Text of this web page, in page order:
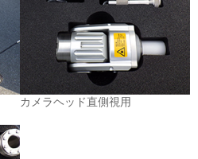
カメラヘッド直側視用